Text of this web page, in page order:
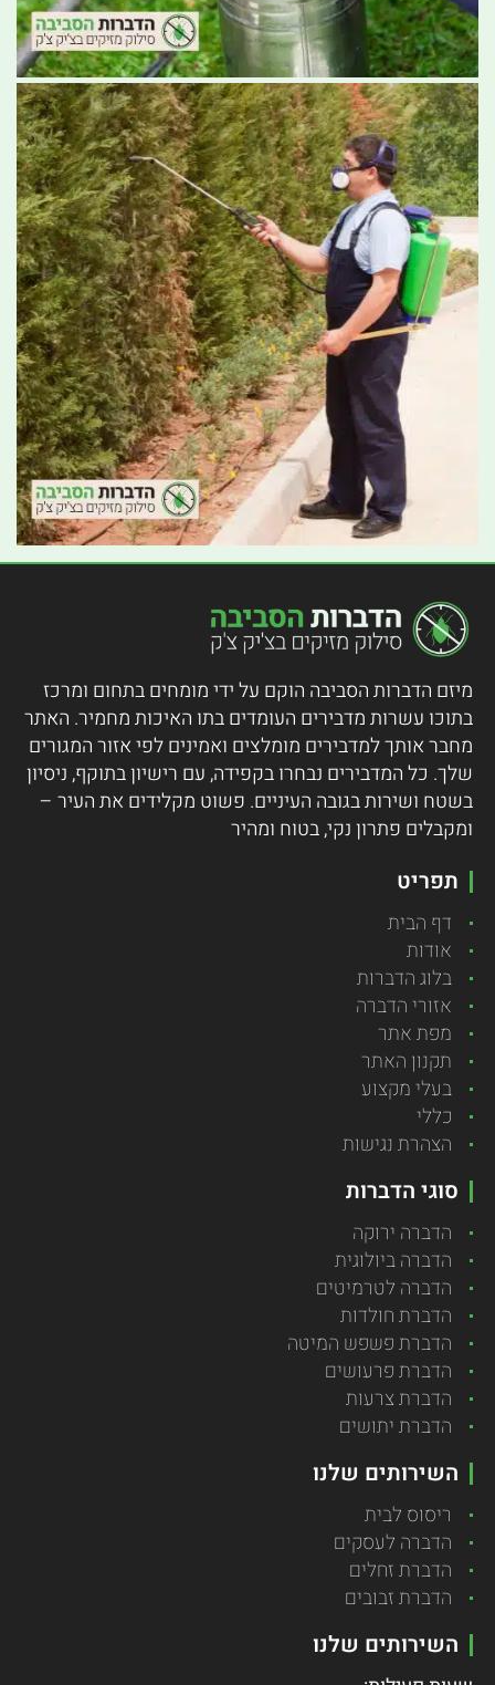
מיזם הדברות הסביבה הוקם על ידי מומחים בתחום ומרכז
בתוכו עשרות מדבירים העומדים בתו האיכות מחמיר. האתר
מחבר אותך למדבירים מומלצים ואמינים לפי אזור המגורים
שלך. כל המדבירים נבחרו בקפידה, עם רישיון בתוקף, ניסיון
בשטח ושירות בגובה העיניים. פשוט מקלידים את העיר –
ומקבלים פתרון נקי, בטוח ומהיר
תפריט
דף הבית
אודות
בלוג הדברות
אזורי הדברה
מפת אתר
תקנון האתר
בעלי מקצוע
כללי
הצהרת נגישות
סוגי הדברות
הדברה ירוקה
הדברה ביולוגית
הדברה לטרמיטים
הדברת חולדות
הדברת פשפש המיטה
הדברת פרעושים
הדברת צרעות
הדברת יתושים
השירותים שלנו
ריסוס לבית
הדברה לעסקים
הדברת זחלים
הדברת זבובים
השירותים שלנו